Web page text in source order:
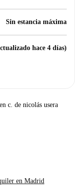
Sin estancia máxima
hace 4 días)
c. de nicolás usera
en Madrid